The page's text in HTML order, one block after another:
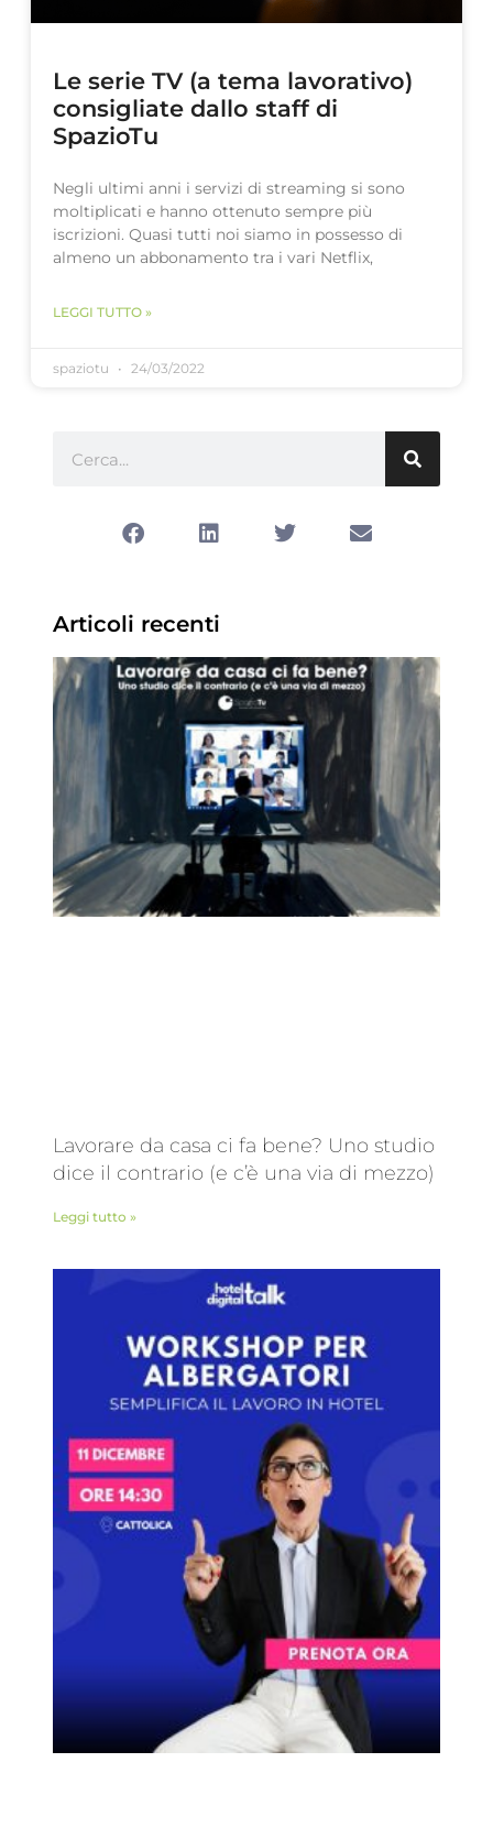
Le serie TV (a tema lavorativo)
consigliate dallo staff di
SpazioTu
Negli ultimi anni i servizi di streaming si sono
moltiplicati e hanno ottenuto sempre più
iscrizioni. Quasi tutti noi siamo in possesso di
almeno un abbonamento tra i vari Netflix,
LEGGI TUTTO »
spaziotu 24/03/2022
Articoli recenti
Lavorare da casa ci fa bene? Uno studio
dice il contrario (e c’è una via di mezzo)
Leggi tutto »